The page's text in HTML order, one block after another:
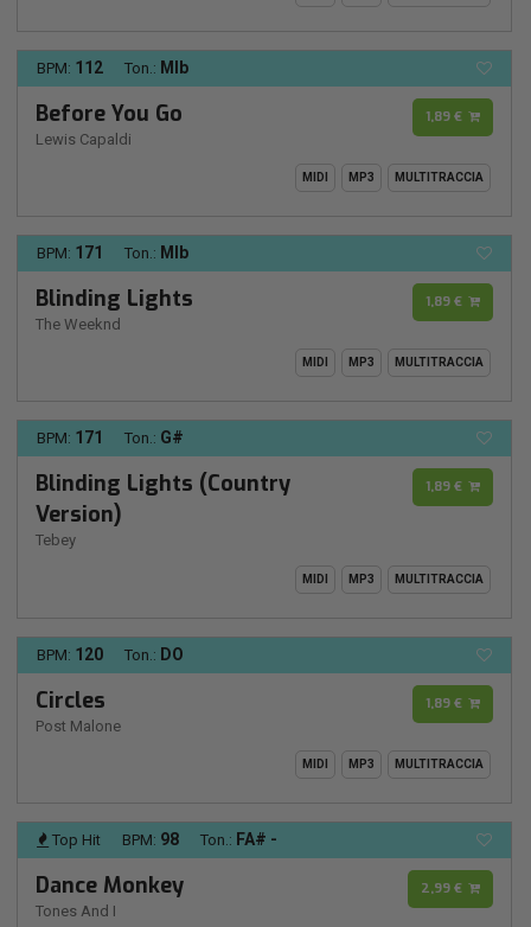
BPM: 112 Ton.: MIb
Before You Go
Lewis Capaldi
1,89 €
MIDI MP3 MULTITRACCIA
BPM: 171 Ton.: MIb
Blinding Lights
The Weeknd
1,89 €
MIDI MP3 MULTITRACCIA
BPM: 171 Ton.: G#
Blinding Lights (Country
Version)
Tebey
1,89 €
MIDI MP3 MULTITRACCIA
BPM: 120 Ton.: DO
Circles
Post Malone
1,89 €
MIDI MP3 MULTITRACCIA
Top Hit BPM: 98 Ton.: FA# -
Dance Monkey
Tones And I
2,99 €